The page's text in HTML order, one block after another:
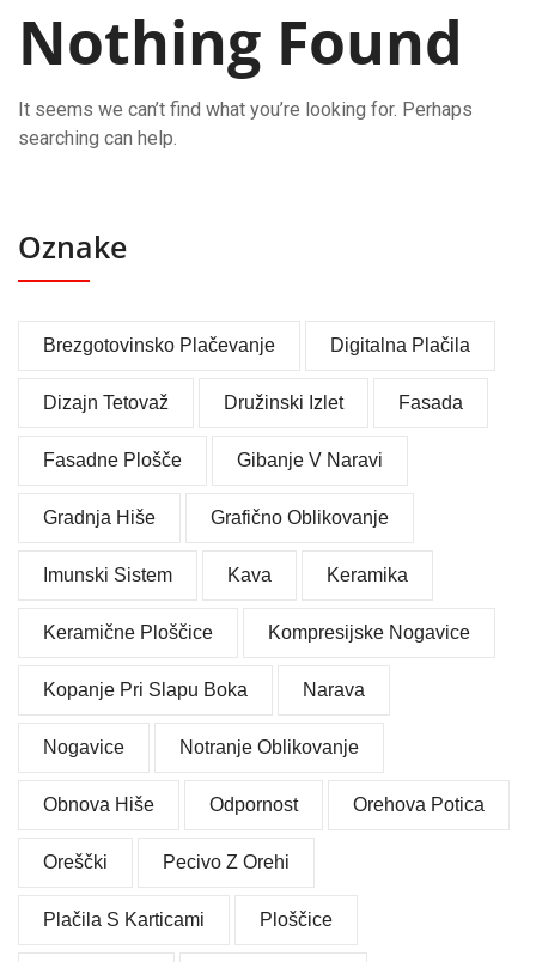
Nothing Found
It seems we can’t find what you’re looking for. Perhaps
searching can help.
Oznake
Brezgotovinsko Plačevanje Digitalna Plačila
Dizajn Tetovaž Družinski Izlet Fasada
Fasadne Plošče Gibanje V Naravi
Gradnja Hiše Grafično Oblikovanje
Imunski Sistem Kava Keramika
Keramične Ploščice Kompresijske Nogavice
Kopanje Pri Slapu Boka Narava
Nogavice Notranje Oblikovanje
Obnova Hiše Odpornost Orehova Potica
Oreščki Pecivo Z Orehi
Plačila S Karticami Ploščice